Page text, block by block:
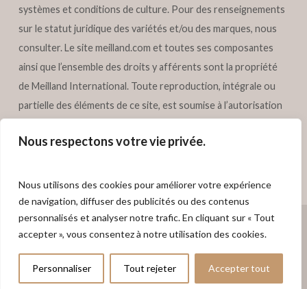
Nous respectons votre vie privée.
Nous utilisons des cookies pour améliorer votre expérience
de navigation, diffuser des publicités ou des contenus
personnalisés et analyser notre trafic. En cliquant sur « Tout
accepter », vous consentez à notre utilisation des cookies.
Personnaliser Tout rejeter Accepter tout
systèmes et conditions de culture. Pour des renseignements
sur le statut juridique des variétés et/ou des marques, nous
consulter. Le sitemeilland.com et toutes ses composantes
ainsi que l’ensemble des droits y afférents sont la propriété
de Meilland International. Toute reproduction, intégrale ou
partielle des éléments de ce site, est soumise à l’autorisation
réservés – Meilland International.
facebooklinkedin instagram
tiktok